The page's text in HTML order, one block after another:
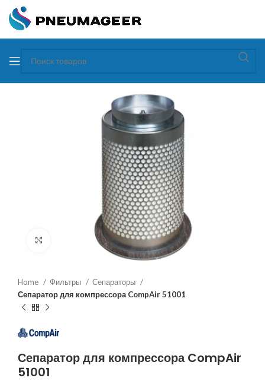
Home Фильтры
Сепараторы
Сепаратор для компрессора CompAir 51001
Сепаратор для компрессора CompAir
51001